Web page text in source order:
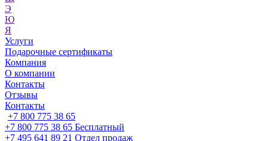
Э
Ю
Я
Услуги
Подарочные сертификаты
Компания
О компании
Контакты
Отзывы
Контакты
+7 800 775 38 65
+7 800 775 38 65 Бесплатный
+7 495 641 89 21 Отдел продаж